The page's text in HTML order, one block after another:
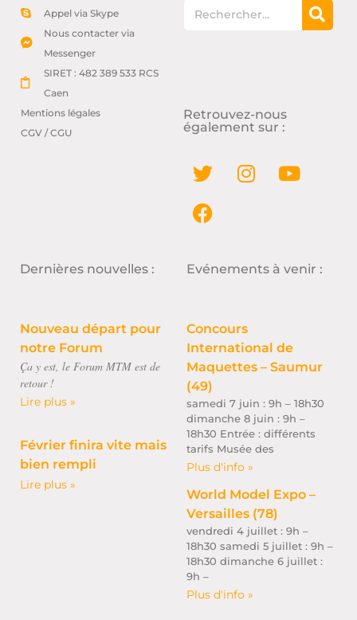
Appel via Skype
Nous contacter via
Messenger
SIRET : 482 389 533 RCS
Caen
Mentions légales
CGV / CGU
Retrouvez-nous
également sur :
Dernières nouvelles :
Nouveau départ pour
notre Forum
Ça y est, le Forum MTM est de
retour !
Lire plus »
Février finira vite mais
bien rempli
Lire plus »
Evénements à venir :
Concours
International de
Maquettes – Saumur
(49)
samedi 7 juin : 9h – 18h30
dimanche 8 juin : 9h –
18h30 Entrée : différents
tarifs Musée des
Plus d'info »
World Model Expo –
Versailles (78)
vendredi 4 juillet : 9h –
18h30 samedi 5 juillet : 9h –
18h30 dimanche 6 juillet :
9h –
Plus d'info »